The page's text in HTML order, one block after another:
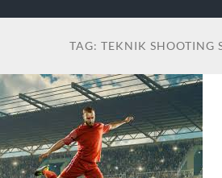
TAG: TEKNIK SHOOTING